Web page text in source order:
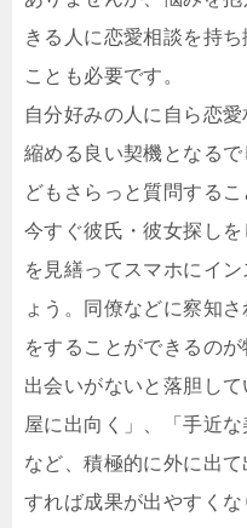
きる人に恋愛相談を持
ことも必要です。
自分好みの人に自ら恋
縮める良い契機となる
どもさらっと質問するこ
今すぐ彼氏・彼女探し
を見繕ってスマホにイ
ょう。同僚などに察知
をすることができるのが
出会いがないと落胆し
屋に出向く」、「手近
など、積極的に外に出
すれば成果が出やすくな